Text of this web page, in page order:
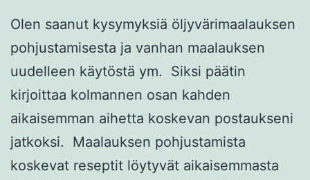
Olen saanut kysymyksiä öljyvärimaalauksen
pohjustamisesta ja vanhan maalauksen
uudelleen käytöstä ym. Siksi päätin
kirjoittaa kolmannen osan kahden
aikaisemman aihetta koskevan postaukseni
jatkoksi. Maalauksen pohjustamista
koskevat reseptit löytyvät aikaisemmasta